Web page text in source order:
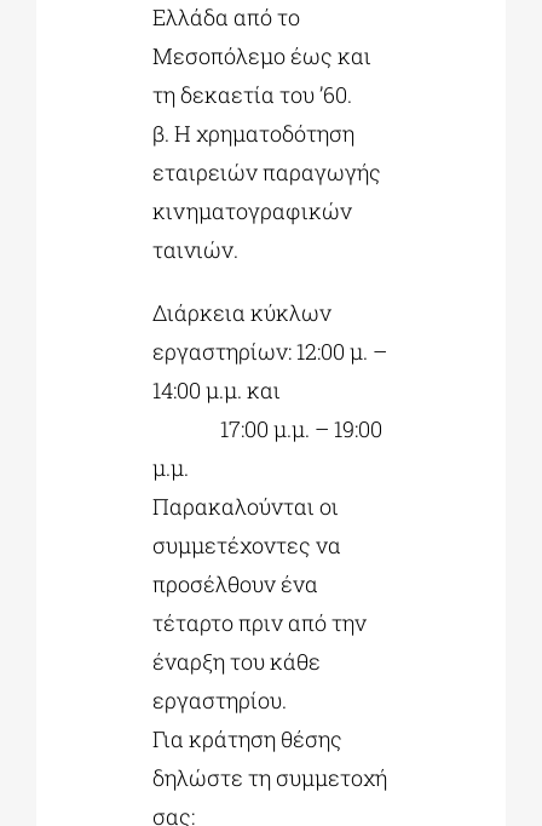
Ελλάδα από το
Μεσοπόλεμο έως και
τη δεκαετία του ’60.
β. Η χρηματοδότηση
εταιρειών παραγωγής
κινηματογραφικών
ταινιών.
Διάρκεια κύκλων
εργαστηρίων: 12:00 μ. –
14:00 μ.μ. και
17:00 μ.μ. – 19:00
μ.μ.
Παρακαλούνται οι
συμμετέχοντες να
προσέλθουν ένα
τέταρτο πριν από την
έναρξη του κάθε
εργαστηρίου.
Για κράτηση θέσης
δηλώστε τη συμμετοχή
σας: